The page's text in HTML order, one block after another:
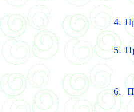
4.
5.
6.